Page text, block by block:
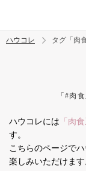
結婚 セックス
ハウコレ タグ「肉
「#肉
ハウコレには 「肉
す。
こちらのページで
楽しみいただけます